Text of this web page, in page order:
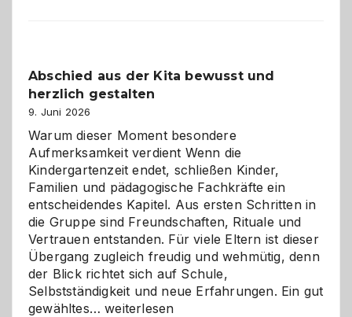
verstehen
Abschied aus der Kita bewusst und
herzlich gestalten
9. Juni 2026
Warum dieser Moment besondere
Aufmerksamkeit verdient Wenn die
Kindergartenzeit endet, schließen Kinder,
Familien und pädagogische Fachkräfte ein
entscheidendes Kapitel. Aus ersten Schritten in
die Gruppe sind Freundschaften, Rituale und
Vertrauen entstanden. Für viele Eltern ist dieser
Übergang zugleich freudig und wehmütig, denn
der Blick richtet sich auf Schule,
Selbstständigkeit und neue Erfahrungen. Ein gut
gewähltes…Abschied
weiterlesen